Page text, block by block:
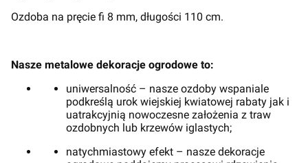
Ozdoba na pręcie fi 8 mm, długości 110 cm.
Nasze metalowe dekoracje ogrodowe to:
uniwersalność – nasze ozdoby wspaniale
podkreślą urok wiejskiej kwiatowej rabaty jak i
uatrakcyjnią nowoczesne założenia z traw
ozdobnych lub krzewów iglastych;
natychmiastowy efekt – nasze dekoracje